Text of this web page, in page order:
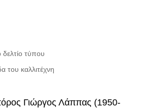
δελτίο τύπου
του καλλιτέχνη
Γιώργος Λάππας (1950-